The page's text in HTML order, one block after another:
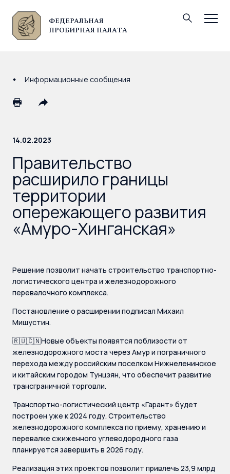
ФЕДЕРАЛЬНАЯ
ПРОБИРНАЯ ПАЛАТА
© Федеральная пробирная палата, 2026
Информационные сообщения
14.02.2023
Правительство
расширило границы
территории
опережающего развития
«Амуро-Хинганская»
Решение позволит начать строительство транспортно-
логистического центра и железнодорожного
перевалочного комплекса.
Постановление о расширении подписал Михаил
Мишустин.
🇷🇺🇨🇳Новые объекты появятся поблизости от
железнодорожного моста через Амур и пограничного
перехода между российским поселком Нижнеленинское
и китайским городом Тунцзян, что обеспечит развитие
трансграничной торговли.
Транспортно-логистический центр «Гарант» будет
построен уже к 2024 году. Строительство
железнодорожного комплекса по приему, хранению и
перевалке сжиженного углеводородного газа
планируется завершить в 2026 году.
Реализация этих проектов позволит привлечь 23,9 млрд